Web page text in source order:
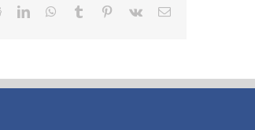
RedditLinkedInWhatsApp
Tumblr Pinterest
Vk Email